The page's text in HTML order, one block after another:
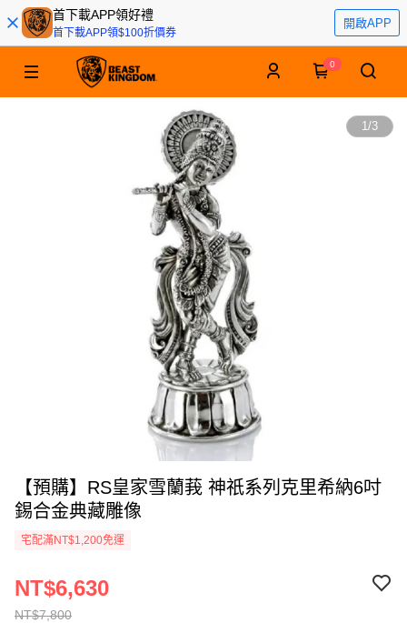
首下載APP領好禮
首下載APP領$100折價券
開啟APP
0
1/3
【預購】RS皇家雪蘭莪 神祇系列克里希納6吋
錫合金典藏雕像
宅配滿NT$1,200免運
NT$7,800
NT$6,630